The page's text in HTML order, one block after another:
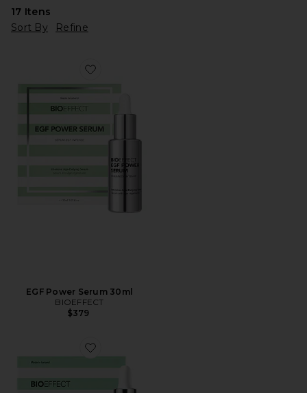
17 Itens
Sort By
Refine
Favorite EGF Power Serum 30ml
EGF Power Serum 30ml
BIOEFFECT
$379
Favorite EGF Serum 30ml